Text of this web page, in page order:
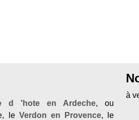
d 'hote en Ardeche, ou
le Verdon en Provence, le
à